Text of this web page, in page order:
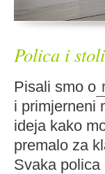
Polica i
Pisali smo o
i primjerneni
ideja kako
premalo za
Svaka